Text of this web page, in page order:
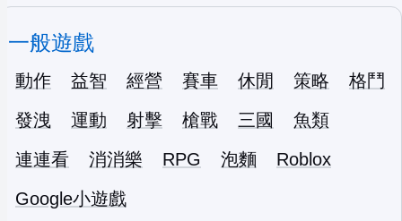
一般遊戲
動作 益智 經營 賽車 休閒 策略
格鬥
發洩
運動 射擊 槍戰 三國
魚類
連連看
消消樂 RPG 泡麵
Roblox
Google小遊戲